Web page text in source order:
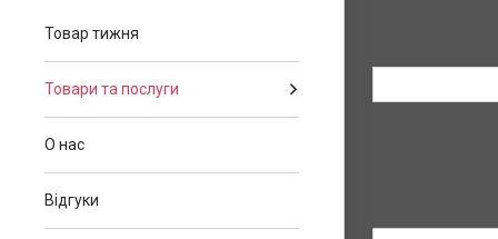
Товар тижня
Товари та послуги
О нас
Відгуки